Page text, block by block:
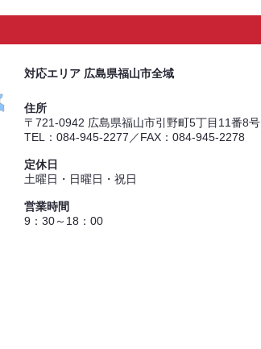
対応エリア 広島県福山市全域
住所
〒721-0942 広島県福山市引野町5丁目11番8号
TEL：084-945-2277／FAX：084-945-2278
定休日
土曜日・日曜日・祝日
営業時間
9：30～18：00